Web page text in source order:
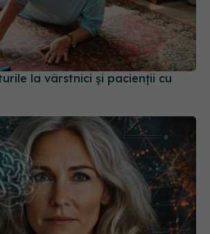
la vârstnici și pacienții cu